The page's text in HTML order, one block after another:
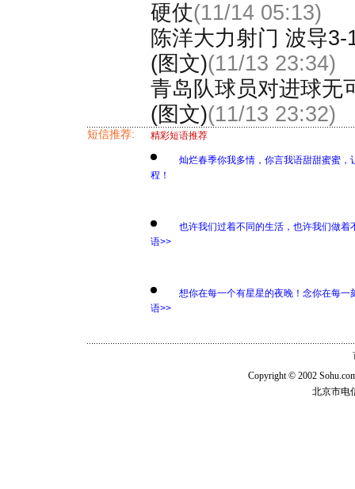
硬仗(11/14 05:13)
陈洋大力射门 波导
(图文)(11/13 23:34)
青岛队球员对进球无
(图文)(11/13 23:32)
短信推荐: 精彩短语推荐
灿烂春季你我多情，你言我语甜甜蜜蜜
程！
也许我们过着不同的生活，也许我们做
语>>
想你在每一个有星星的夜晚！念你在每
语>>
Copyright © 2002
北京市电